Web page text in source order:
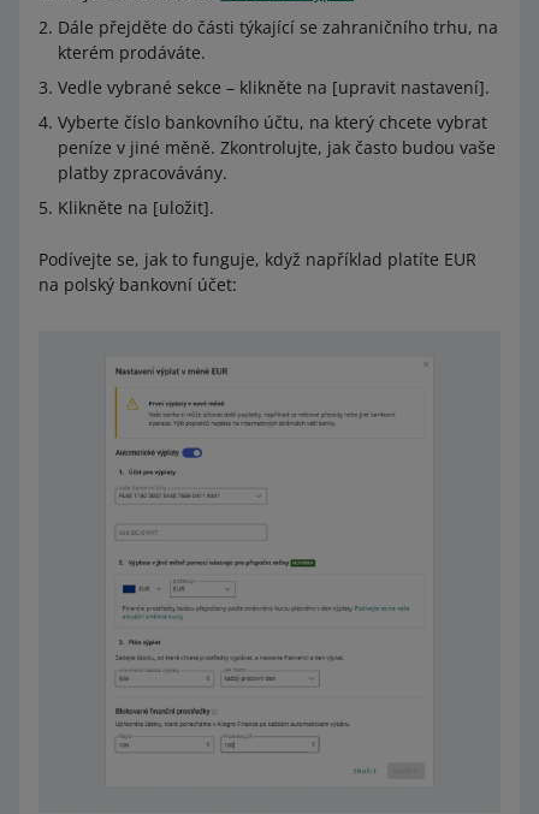
Dále přejděte do části týkající se zahraničního trhu, na
kterém prodáváte.
Vedle vybrané sekce –⁠⁠⁠⁠⁠⁠ klikněte na [upravit nastavení].
Vyberte číslo bankovního účtu, na který chcete vybrat
peníze v jiné měně. Zkontrolujte, jak často budou vaše
platby zpracovávány.
Klikněte na [uložit].
Podívejte se, jak to funguje, když například platíte EUR
na polský bankovní účet: